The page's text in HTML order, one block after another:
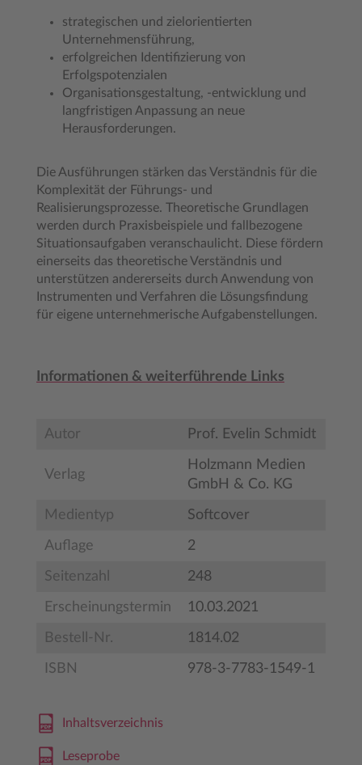
strategischen und zielorientierten
Unternehmensführung,
erfolgreichen Identifizierung von
Erfolgspotenzialen
Organisationsgestaltung, -entwicklung und
langfristigen Anpassung an neue
Herausforderungen.
Die Ausführungen stärken das Verständnis für die
Komplexität der Führungs- und
Realisierungsprozesse. Theoretische Grundlagen
werden durch Praxisbeispiele und fallbezogene
Situationsaufgaben veranschaulicht. Diese fördern
einerseits das theoretische Verständnis und
unterstützen andererseits durch Anwendung von
Instrumenten und Verfahren die Lösungsfindung
für eigene unternehmerische Aufgabenstellungen.
Informationen & weiterführende Links
Autor Prof. Evelin Schmidt
Verlag
Holzmann Medien
GmbH & Co. KG
Medientyp Softcover
Auflage 2
Seitenzahl 248
Erscheinungstermin 10.03.2021
Bestell-Nr. 1814.02
ISBN 978-3-7783-1549-1
Inhaltsverzeichnis
Leseprobe